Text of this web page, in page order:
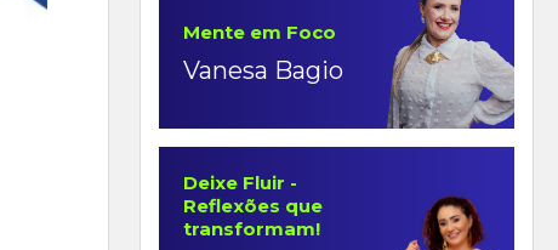
Mente em Foco
Vanesa Bagio
Deixe Fluir -
Reflexões que
transformam!